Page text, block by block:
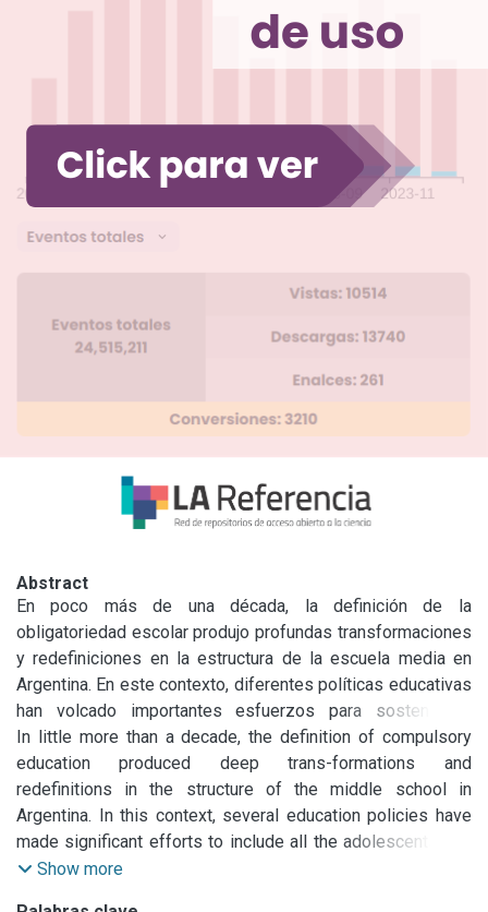
Abstract
En poco más de una década, la definición de la
obligatoriedad escolar produjo profundas transformaciones
y redefiniciones en la estructura de la escuela media en
Argentina. En este contexto, diferentes políticas educativas
han volcado importantes esfuerzos para sostener la
inclusión de todos los adolescentes y jóvenes en el nivel.
El artículo presenta resultados de una investigación sobre
dos iniciativas del Área Metropolitana Buenos Aires: las
Escuelas de Reingreso (Ciudad de Buenos Aires) y las
Escuelas Secundarias Básicas (Provincia de Buenos Aires).
El análisis profundiza en los modos de concreción de los
In little more than a decade, the definition of compulsory
education produced deep trans-formations and
redefinitions in the structure of the middle school in
Argentina. In this context, several education policies have
made significant efforts to include all the adolescents and
young people in this level. This paper presents some
Show more